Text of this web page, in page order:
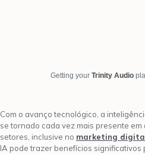
Getting your Trinity Audio
Com o avanço tecnológico, a
se tornado cada vez mais presente em
setores, inclusive no marketing
IA pode trazer benefícios significativos